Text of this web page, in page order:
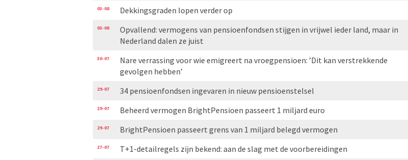
03-08 Dekkingsgraden lopen verder op
03-08
Opvallend: vermogens van pensioenfondsen stijgen in vrijwel ieder land, maar in
Nederland dalen ze juist
30-07
Nare verrassing voor wie emigreert na vroegpensioen: ’Dit kan verstrekkende
gevolgen hebben’
29-07 34 pensioenfondsen ingevaren in nieuw pensioenstelsel
29-07 Beheerd vermogen BrightPensioen passeert 1 miljard euro
29-07 BrightPensioen passeert grens van 1 miljard belegd vermogen
27-07 T+1-detailregels zijn bekend: aan de slag met de voorbereidingen